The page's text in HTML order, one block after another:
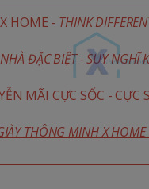
X HOME - THINK
ĐẶC BIỆT - SUY NGHĨ
MÃI CỰC SỐC - CỰC
THÔNG MINH X